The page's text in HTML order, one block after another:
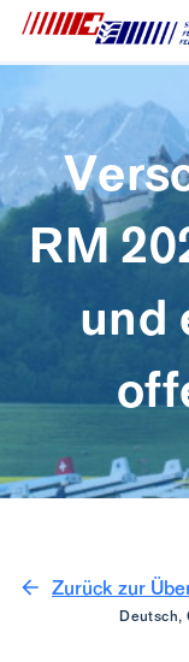
RM
und
Zurück zur
Deutsch,